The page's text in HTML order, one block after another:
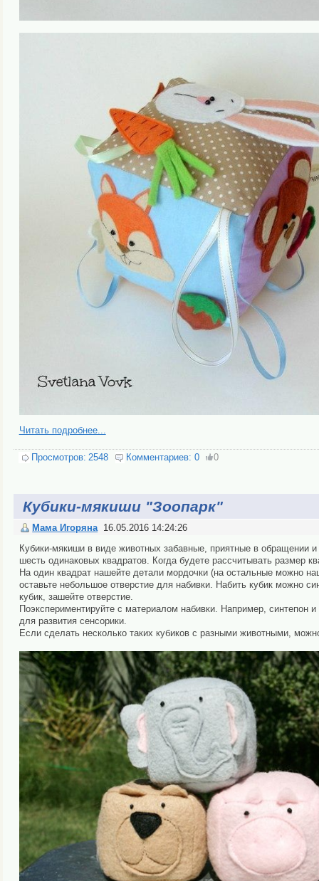
Читать подробнее...
Просмотров: 2548 Комментариев: 0 0
Кубики-мякиши "Зоопарк"
Мама Игоряна 16.05.2016 14:24:26
Кубики-мякиши в виде животных забавные, приятные в обращении
шесть одинаковых квадратов. Когда будете рассчитывать размер
На один квадрат нашейте детали мордочки (на остальные можно
оставьте небольшое отверстие для набивки. Набить кубик можно
кубик, зашейте отверстие.
Поэкспериментируйте с материалом набивки. Например,
для развития сенсорики.
Если сделать несколько таких кубиков с разными животными,